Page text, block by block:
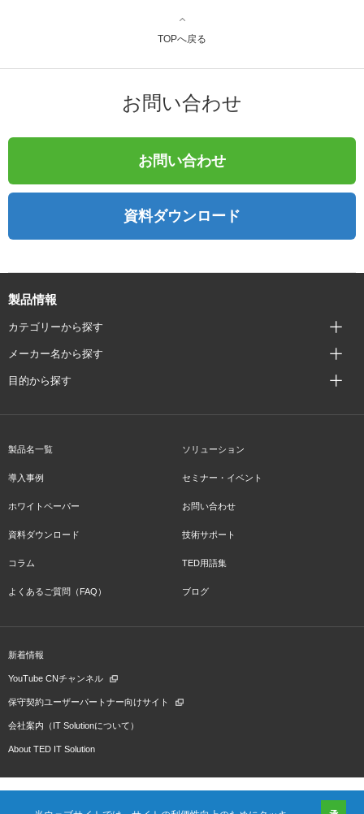
TOPへ戻る
お問い合わせ
お問い合わせ
資料ダウンロード
製品情報
カテゴリーから探す
メーカー名から探す
目的から探す
製品名一覧 ソリューション
導入事例 セミナー・イベント
ホワイトペーパー お問い合わせ
資料ダウンロード 技術サポート
コラム TED用語集
よくあるご質問（FAQ） ブログ
新着情報
YouTube CNチャンネル
保守契約ユーザーパートナー向けサイト
会社案内（IT Solutionについて）
About TED IT Solution